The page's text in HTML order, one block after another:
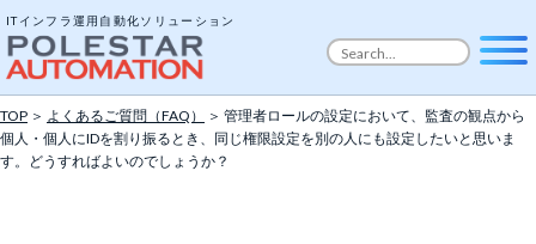
ITインフラ運用自動化ソリューション
TOP ＞ よくあるご質問（FAQ）
＞ 管理者ロールの設定において、監査の観点から
個人・個人にIDを割り振るとき、同じ権限設定を別の人にも設定したいと思いま
す。どうすればよいのでしょうか？